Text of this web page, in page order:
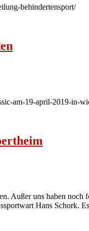
behindertensport/
am-19-april-2019-in-
Außer uns haben
Hans Schork.